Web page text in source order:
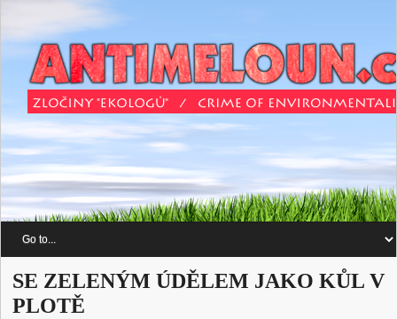
SE ZELENÝM ÚDĚLEM JAKO KŮL V
PLOTĚ